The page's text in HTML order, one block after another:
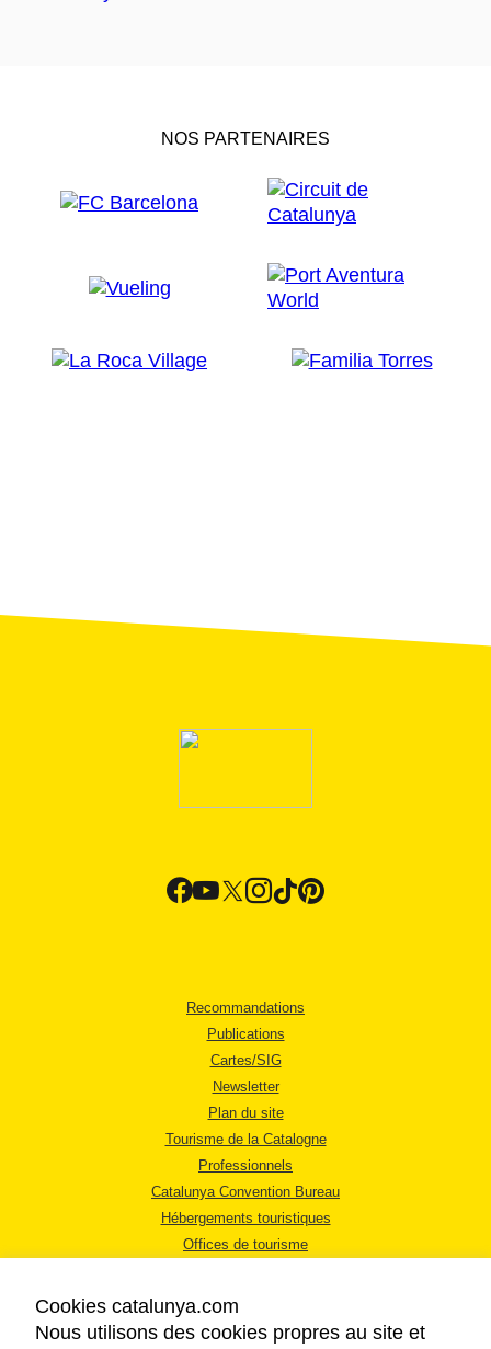
NOS PARTENAIRES
Recommandations
Publications
Cartes/SIG
Newsletter
Plan du site
Tourisme de la Catalogne
Professionnels
Catalunya Convention Bureau
Hébergements touristiques
Offices de tourisme
Cookies catalunya.com
Nous utilisons des cookies propres au site et